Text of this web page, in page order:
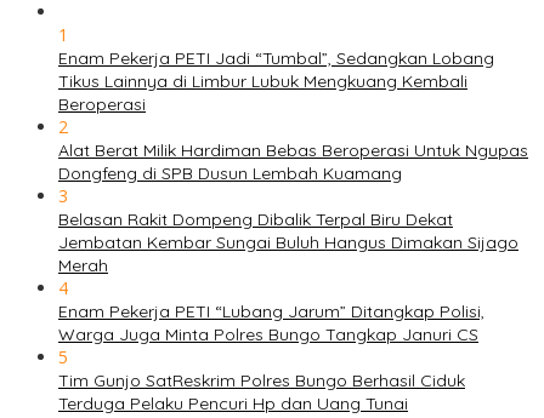
1
Enam Pekerja PETI Jadi “Tumbal”, Sedangkan Lobang
Tikus Lainnya di Limbur Lubuk Mengkuang Kembali
Beroperasi
2
Alat Berat Milik Hardiman Bebas Beroperasi Untuk Ngupas
Dongfeng di SPB Dusun Lembah Kuamang
3
Belasan Rakit Dompeng Dibalik Terpal Biru Dekat
Jembatan Kembar Sungai Buluh Hangus Dimakan Sijago
Merah
4
Enam Pekerja PETI “Lubang Jarum” Ditangkap Polisi,
Warga Juga Minta Polres Bungo Tangkap Januri CS
5
Tim Gunjo SatReskrim Polres Bungo Berhasil Ciduk
Terduga Pelaku Pencuri Hp dan Uang Tunai